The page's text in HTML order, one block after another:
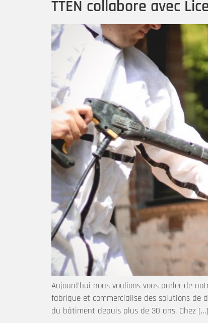
TTEN collabore avec
Aujourd’hui nous voulions vous parler de
fabrique et commercialise des solutions de
du bâtiment depuis plus de 30 ans. Chez […]